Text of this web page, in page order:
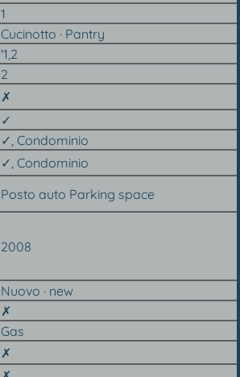
1
Cucinotto · Pantry
'1,2
2
✗
✓
✓, Condominio
✓, Condominio
Posto auto Parking space
2008
Nuovo · new
✗
Gas
✗